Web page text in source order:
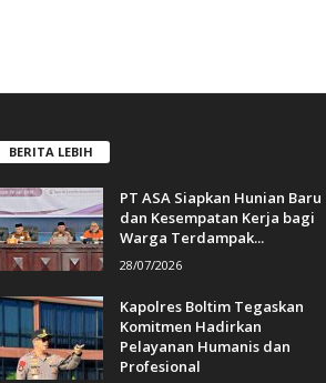
BERITA LEBIH
PT ASA Siapkan Hunian Baru
dan Kesempatan Kerja bagi
Warga Terdampak...
28/07/2026
Kapolres Boltim Tegaskan
Komitmen Hadirkan
Pelayanan Humanis dan
Profesional